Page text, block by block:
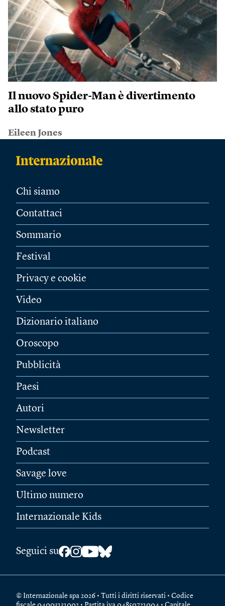
Il nuovo Spider-Man è divertimento
allo stato puro
Eileen Jones
Chi siamo
Contattaci
Sommario
Festival
Privacy e cookie
Video
Dizionario italiano
Oroscopo
Pubblicità
Paesi
Autori
Newsletter
Podcast
Savage love
Ultimo numero
Internazionale Kids
Seguici su
© Internazionale spa 2026 • Tutti i diritti riservati • Codice